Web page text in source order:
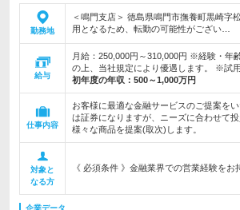
勤務地
＜鳴門支店＞ 徳島県鳴門市撫養町黒崎字
用となるため、転勤の可能性がござい…
給与
月給：250,000円～310,000円 ※経験・年
の上、当社規定により優遇します。 ※試
初年度の年収： 500～1,000万円
仕事内容
お客様に最適な金融サービスのご提案を
は証券になりますが、ニーズに合わせて
様々な商品を提案(取次)します。
対象と
なる方
《 必須条件 》金融業界での営業経験をお
企業データ